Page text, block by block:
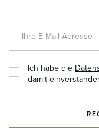
Ich habe die
damit